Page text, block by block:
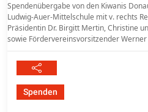
Spendenübergabe von den Kiwanis
Ludwig-Auer-Mittelschule mit v. rechts
Präsidentin Dr. Birgitt Mertin, Christine
sowie Fördervereinsvorsitzender
Spenden